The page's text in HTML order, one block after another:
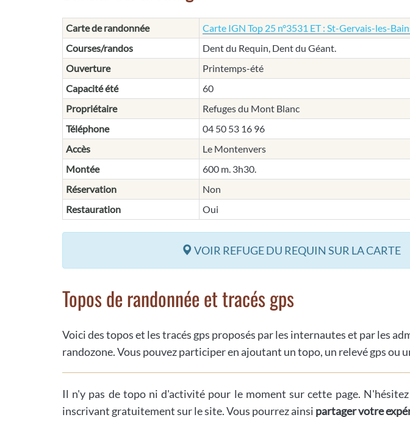
Carte de randonnée
Carte IGN Top 25 n°3531 ET : St-Gervais-les-
Courses/randos
Dent du Requin, Dent du Géant.
Ouverture
Printemps-été
Capacité été
60
Propriétaire
Refuges du Mont Blanc
Téléphone
04 50 53 16 96
Accès
Le Montenvers
Montée
600 m. 3h30.
Réservation
Non
Restauration
Oui
VOIR REFUGE DU REQUIN SUR LA CARTE
Topos de randonnée et tracés gps
Voici des topos et les tracés gps proposés par les internautes et par les
randozone. Vous pouvez participer en ajoutant un topo, un relevé gps ou
Il n'y pas de topo ni d'activité pour le moment sur cette page. N'hésitez
inscrivant gratuitement sur le site. Vous pourrez ainsi partager votre